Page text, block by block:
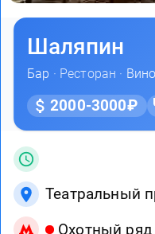
Шаляпин
Бар · Ресторан ·
2000-3000₽
Театральный
Охотный ряд